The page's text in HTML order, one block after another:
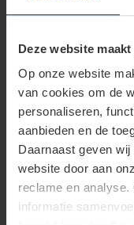
Deze website
Op onze website
van cookies om de
personaliseren,
aanbieden en de
Daarnaast geven
website door aan
reclame en
informatie